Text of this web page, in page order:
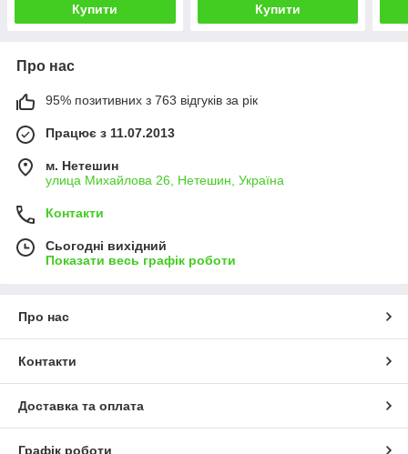
Купити Купити
Про нас
95% позитивних з 763 відгуків за рік
Працює з 11.07.2013
м. Нетешин
улица Михайлова 26, Нетешин, Україна
Контакти
Сьогодні вихідний
Показати весь графік роботи
Про нас
Контакти
Доставка та оплата
Графік роботи